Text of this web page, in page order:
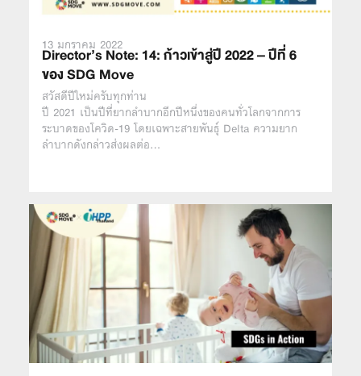
13 มกราคม 2022
Director’s Note: 14: ก้าวเข้าสู่ปี 2022 – ปีที่ 6
ของ SDG Move
สวัสดีปีใหม่ครับทุกท่าน
ปี 2021 เป็นปีที่ยากลำบากอีกปีหนึ่งของคนทั่วโลกจากการ
ระบาดของโควิด-19 โดยเฉพาะสายพันธุ์ Delta ความยาก
ลำบากดังกล่าวส่งผลต่อ…